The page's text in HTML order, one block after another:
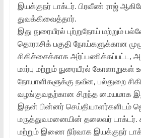
இயக்குநர் டாக்டர். பிரவீண் ராஜ்
துவக்கிவைத்தார்.
இது நுரையீரல் புற்றுநோய் மற்றும்
தொராசிக் பகுதி நோய்களுக்கான
சிகிச்சைக்காக அர்ப்பணிக்கப்பட்ட,
மார்பு மற்றும் நுரையீரல் கோளாறுகள்
நோயாளிகளுக்கு நவீன, பல்துறை
வழங்குவதற்கான சிறந்த மையமாக
இதன் பின்னர் செய்தியாளர்களிடம்
மருத்துவமனையின் தலைவர் டாக்டர்.
மற்றும் இணை நிர்வாக இயக்குநர்